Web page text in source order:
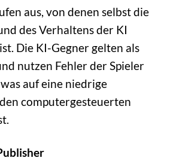
aus, von denen selbst die
des Verhaltens der KI
Die KI-Gegner gelten als
nutzen Fehler der Spieler
auf eine niedrige
computergesteuerten